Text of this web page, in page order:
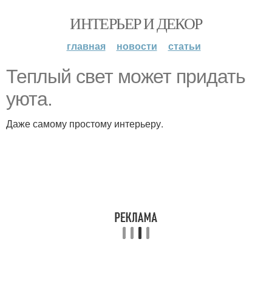
ИНТЕРЬЕР И ДЕКОР
главная новости статьи
Теплый свет может придать
уюта.
Даже самому простому интерьеру.